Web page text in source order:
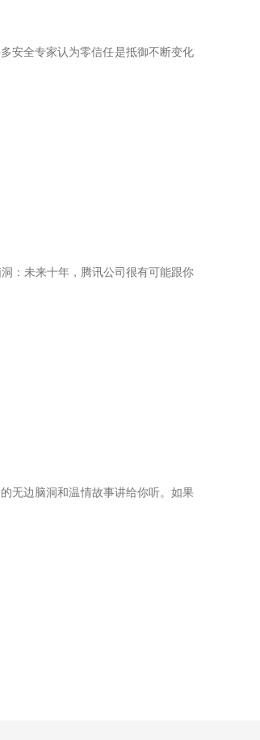
安全专家认为零信任是抵御不断变化
：未来十年，腾讯公司很有可能跟你
无边脑洞和温情故事讲给你听。如果